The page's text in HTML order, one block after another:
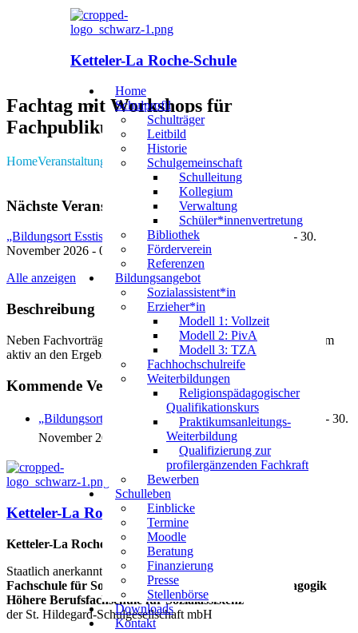
Ketteler-La Roche-Schule
Home
Schulprofil
Schulträger
Leitbild
Historie
Schulgemeinschaft
Schulleitung
Kollegium
Verwaltung
Schüler*innenvertretung
Bibliothek
Förderverein
Referenzen
Bildungsangebot
Sozialassistent*in
Erzieher*in
Modell 1: Vollzeit
Modell 2: PivA
Modell 3: TZA
Fachhochschulreife
Weiterbildungen
Religionspädagogischer
Qualifikationskurs
Praktikumsanleitungs-
Weiterbildung
Qualifizierung zur
profilergänzenden Fachkraft
Bewerben
Schulleben
Einblicke
Termine
Moodle
Beratung
Finanzierung
Presse
Stellenbörse
Downloads
Kontakt
Fachtag mit Workshops für
Fachpublikum
HomeVeranstaltungen KategorienKategorien
Nächste Veranstaltung
„Bildungsort Esstisch - alltagsintegrierte Sprachbildung“
- 30.
November 2026 - 09:00 - 16:15
Alle anzeigen
Beschreibung
Neben Fachvorträgen erwarten Sie auch Workshopbausteine, um
aktiv an den Ergebnissen des Tages mitzuwirken.
Kommende Veranstaltungen
„Bildungsort Esstisch - alltagsintegrierte Sprachbildung“
- 30.
November 2026 - 09:00 - 16:15
Ketteler-La Roche-Schule
Ketteler-La Roche-Schule
Staatlich anerkannte, private
Fachschule für Sozialwesen, Fachrichtung Sozialpädagogik
Höhere Berufsfachschule für Sozialassistenz
der St. Hildegard-Schulgesellschaft mbH